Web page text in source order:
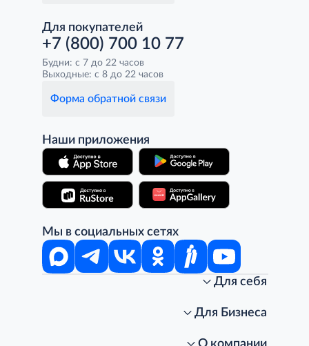
Для покупателей
+7 (800) 700 10 77
Будни: с 7 до 22 часов
Выходные: с 8 до 22 часов
Форма обратной связи
Наши приложения
Мы в социальных сетях
Для себя
Стань клиентом METRO
Для Бизнеса